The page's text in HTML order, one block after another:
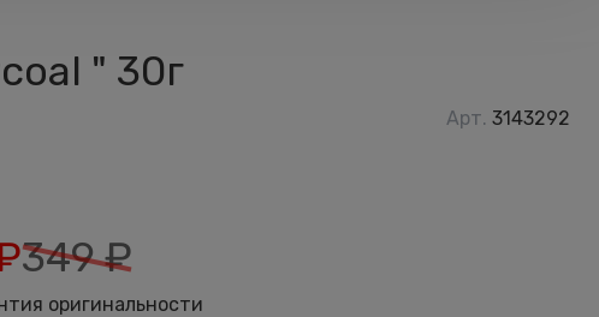
" 30г
Арт. 3143292
349₽
оригинальности